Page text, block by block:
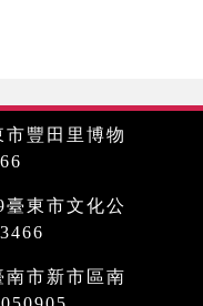
豐田里博物
東市文化公
市新市區南